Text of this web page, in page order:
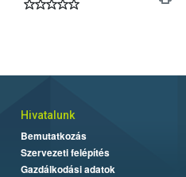
Hivatalunk
Bemutatkozás
Szervezeti felépítés
Gazdálkodási adatok